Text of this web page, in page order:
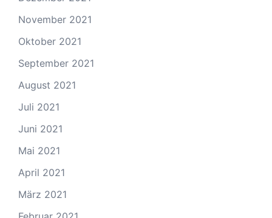
November 2021
Oktober 2021
September 2021
August 2021
Juli 2021
Juni 2021
Mai 2021
April 2021
März 2021